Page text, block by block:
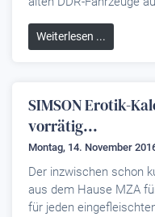
Weiterlesen ...
SIMSON Erotik-
vorrätig...
Montag, 14. November
Der inzwischen schon
aus dem Hause MZA
für jeden